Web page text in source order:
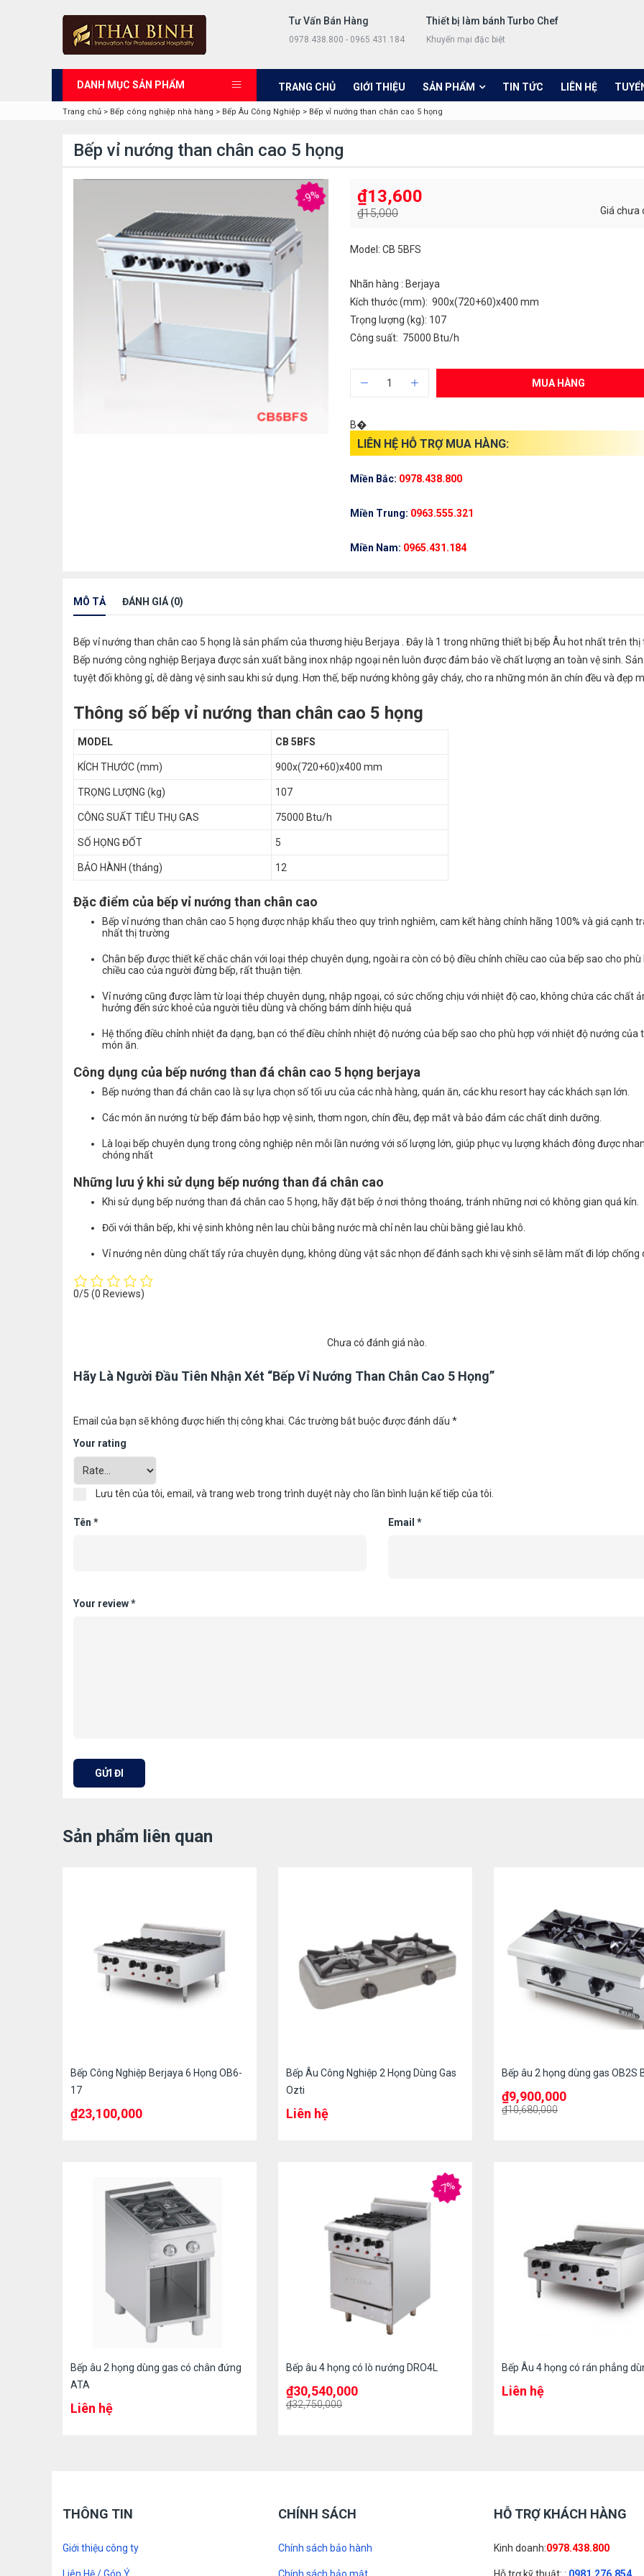
Tư Vấn Bán Hàng
0978.438.800 - 0965.431.184
Thiết bị làm bánh Turbo Chef
Khuyến mại đặc biệt
DANH MỤC SẢN PHẨM TRANG CHỦ GIỚI THIỆU SẢN PHẨM TIN TỨC LIÊN HỆ
Trang chủ > Bếp công nghiệp nhà hàng > Bếp Âu Công Nghiệp > Bếp vỉ nướng than chân cao 5 họng
Bếp vỉ nướng than chân cao 5 họng
-9%
₫15,000
₫13,600
Giá chưa
Model: CB 5BFS
Nhãn hàng : Berjaya
Kích thước (mm): 900x(720+60)x400 mm
Trọng lượng (kg): 107
Công suất: 75000 Btu/h
MUA HÀNG
B�
LIÊN HỆ HỖ TRỢ MUA HÀNG:
Miền Bắc: 0978.438.800
Miền Trung: 0963.555.321
Miền Nam: 0965.431.184
MÔ TẢ ĐÁNH GIÁ (0)
Bếp vỉ nướng than chân cao 5 họng là sản phẩm của thương hiệu Berjaya . Đây là 1 trong những thiết bị bếp Âu hot nhất trên thị
Bếp nướng công nghiệp Berjaya được sản xuất bằng inox nhập ngoại nên luôn được đảm bảo về chất lượng an toàn vệ sinh.
tuyệt đối không gỉ, dễ dàng vệ sinh sau khi sử dụng. Hơn thế, bếp nướng không gây cháy, cho ra những món ăn chín đều và đẹp
Thông số bếp vỉ nướng than chân cao 5 họng
MODEL CB 5BFS
KÍCH THƯỚC (mm) 900x(720+60)x400 mm
TRỌNG LƯỢNG (kg) 107
CÔNG SUẤT TIÊU THỤ GAS 75000 Btu/h
SỐ HỌNG ĐỐT 5
BẢO HÀNH (tháng) 12
Đặc điểm của bếp vỉ nướng than chân cao
Bếp vỉ nướng than chân cao 5 họng được nhập khẩu theo quy trình nghiêm, cam kết hàng chính hãng 100% và giá cạnh
nhất thị trường
Chân bếp được thiết kế chắc chắn với loại thép chuyên dụng, ngoài ra còn có bộ điều chỉnh chiều cao của bếp sao cho phù
chiều cao của người đừng bếp, rất thuận tiện.
Vỉ nướng cũng được làm từ loại thép chuyên dụng, nhập ngoại, có sức chống chịu với nhiệt độ cao, không chứa các chất
hưởng đến sức khoẻ của người tiêu dùng và chống bám dính hiệu quả
Hệ thống điều chỉnh nhiệt đa dạng, bạn có thể điều chỉnh nhiệt độ nướng của bếp sao cho phù hợp với nhiệt độ nướng của
món ăn.
Công dụng của bếp nướng than đá chân cao 5 họng berjaya
Bếp nướng than đá chân cao là sự lựa chọn số tối ưu của các nhà hàng, quán ăn, các khu resort hay các khách sạn lớn.
Các món ăn nướng từ bếp đảm bảo hợp vệ sinh, thơm ngon, chín đều, đẹp mắt và bảo đảm các chất dinh dưỡng.
Là loại bếp chuyên dụng trong công nghiệp nên mỗi lần nướng với số lượng lớn, giúp phục vụ lượng khách đông được
chóng nhất
Những lưu ý khi sử dụng bếp nướng than đá chân cao
Khi sử dụng bếp nướng than đá chân cao 5 họng, hãy đặt bếp ở nơi thông thoáng, tránh những nơi có không gian quá kín.
Đối với thân bếp, khi vệ sinh không nên lau chùi bằng nước mà chỉ nên lau chùi bằng giẻ lau khô.
Vỉ nướng nên dùng chất tẩy rửa chuyên dụng, không dùng vật sắc nhọn để đánh sạch khi vệ sinh sẽ làm mất đi lớp chống
0/5 (0 Reviews)
Chưa có đánh giá nào.
Hãy Là Người Đầu Tiên Nhận Xét “Bếp Vỉ Nướng Than Chân Cao 5 Họng”
Email của bạn sẽ không được hiển thị công khai. Các trường bắt buộc được đánh dấu *
Your rating
Lưu tên của tôi, email, và trang web trong trình duyệt này cho lần bình luận kế tiếp của tôi.
Tên * Email *
Your review*
Sản phẩm liên quan
Bếp Công Nghiệp Berjaya 6 Họng OB6-
17
₫23,100,000
Bếp Âu Công Nghiệp 2 Họng Dùng Gas
Ozti
Liên hệ
Bếp âu 2 họng dùng gas OB2S
₫10,680,000
₫9,900,000
Bếp âu 2 họng dùng gas có chân đứng
ATA
Liên hệ
-7%
Bếp âu 4 họng có lò nướng DRO4L
₫32,750,000
₫30,540,000
Bếp Âu 4 họng có rán phẳng
Liên hệ
THÔNG TIN
Giới thiệu công ty
CHÍNH SÁCH
Chính sách bảo hành
HỖ TRỢ KHÁCH HÀNG
Kinh doanh:0978.438.800